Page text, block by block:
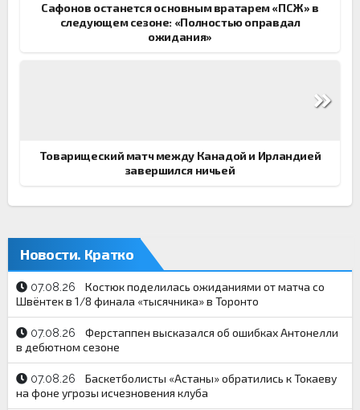
Сафонов останется основным вратарем «ПСЖ» в
следующем сезоне: «Полностью оправдал
ожидания»
Товарищеский матч между Канадой и Ирландией
завершился ничьей
Новости. Кратко
07.08.26
Костюк поделилась ожиданиями от матча со
Швёнтек в 1/8 финала «тысячника» в Торонто
07.08.26
Ферстаппен высказался об ошибках Антонелли
в дебютном сезоне
07.08.26
Баскетболисты «Астаны» обратились к Токаеву
на фоне угрозы исчезновения клуба